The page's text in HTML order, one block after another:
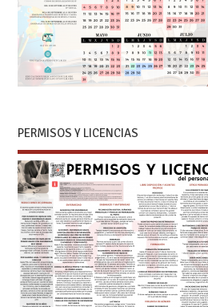
PERMISOS Y LICENCIAS